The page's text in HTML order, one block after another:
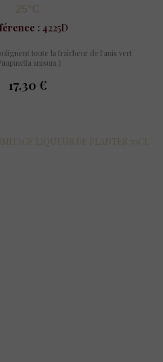
25°C
: 4225D
toute la fraîcheur de l'anis vert
anisum )
prix
17,30 €